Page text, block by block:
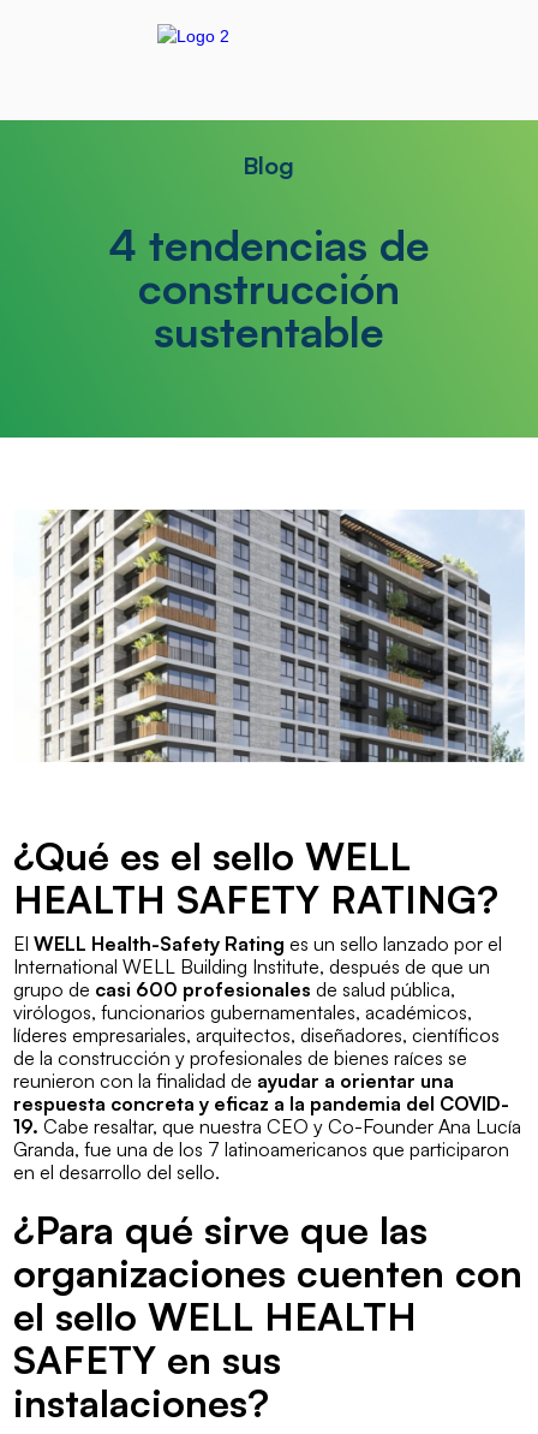
Blog
4 tendencias de
construcción
sustentable
¿Qué es el sello WELL
HEALTH SAFETY RATING?
ElWELL Health-Safety Rating es un sello lanzado por el
International WELL Building Institute, después de que un
grupo de casi 600 profesionales de salud pública,
virólogos, funcionarios gubernamentales, académicos,
líderes empresariales, arquitectos, diseñadores, científicos
de la construcción y profesionales de bienes raíces se
reunieron con la finalidad de ayudar a orientar una
respuesta concreta y eficaz a la pandemia del COVID-
19. Cabe resaltar, que nuestra CEO y Co-Founder Ana Lucía
Granda, fue una de los 7 latinoamericanos que participaron
en el desarrollo del sello.
¿Para qué sirve que las
organizaciones cuenten con
el sello WELL HEALTH
SAFETY en sus
instalaciones?